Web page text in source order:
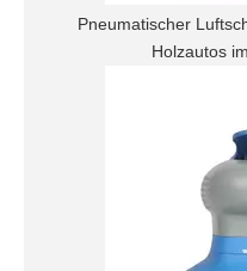
Pneumatischer
Holzautos